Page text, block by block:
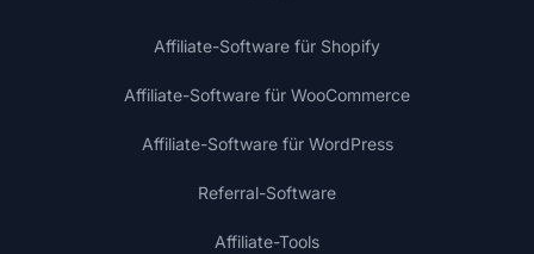
Affiliate-Software für Shopify
Affiliate-Software für WooCommerce
Affiliate-Software für WordPress
Referral-Software
Affiliate-Tools